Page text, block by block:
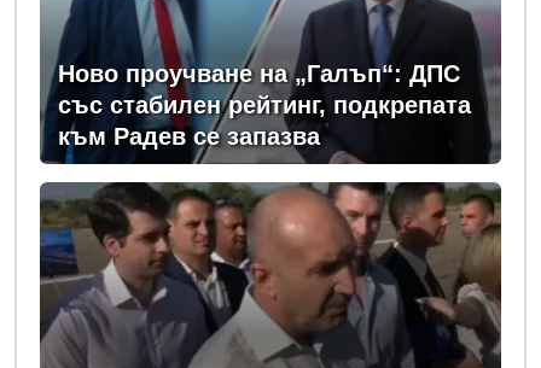
Ново проучване на „Галъп“: ДПС
със стабилен рейтинг, подкрепата
към Радев се запазва